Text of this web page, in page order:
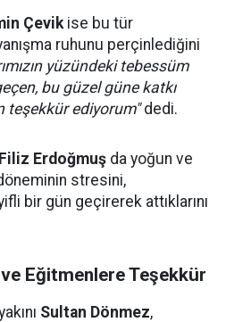
Çevikise bu tür
ruhunu perçinlediğini
yüzündeki tebessüm
bu güzel güne katkı
teşekkür ediyorum"dedi.
Filiz Erdoğmuş da yoğun ve
stresini,
bir gün geçirerek attıklarını
Eğitmenlere Teşekkür
Sultan Dönmez,